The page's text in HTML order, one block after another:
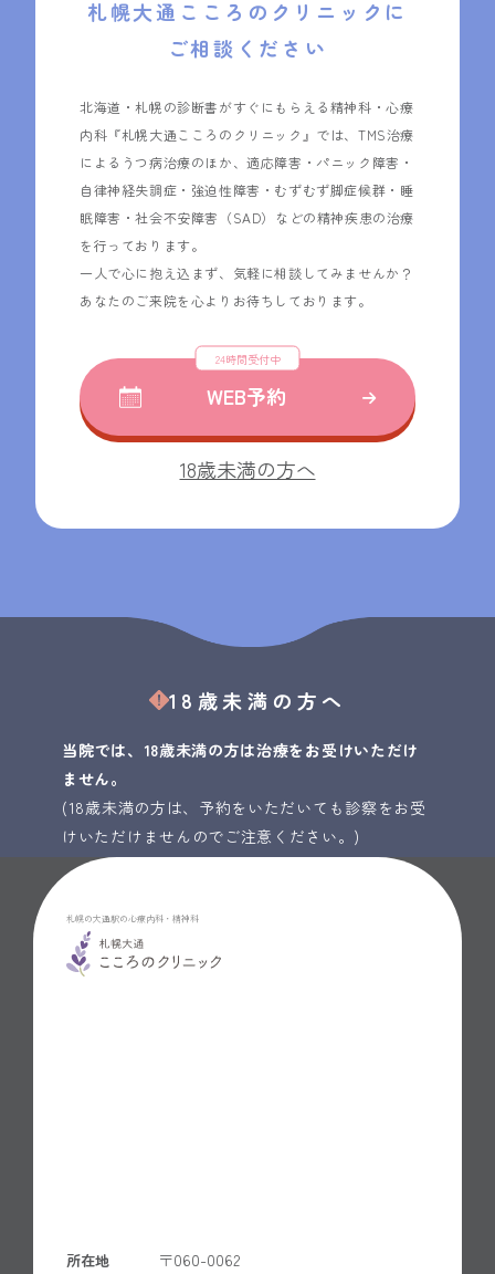
札幌大通こころの クリニックに
ご相談ください
北海道・札幌の診断書がすぐにもらえる精神科・心療
内科『札幌大通こころのクリニック』では、TMS治療
によるうつ病治療のほか、適応障害・パニック障害・
自律神経失調症・強迫性障害・むずむず脚症候群・睡
眠障害・社会不安障害（SAD）などの精神疾患の治療
を行っております。
一人で心に抱え込まず、気軽に相談してみませんか？
あなたのご来院を心よりお待ちしております。
24時間受付中
WEB予約
18歳未満の方へ
18歳未満の方へ
当院では、18歳未満の方は治療をお受けいただけ
ません。
(18歳未満の方は、予約をいただいても診察をお受
けいただけませんのでご注意ください。)
札幌の大通駅の心療内科・精神科
所在地
〒060-0062